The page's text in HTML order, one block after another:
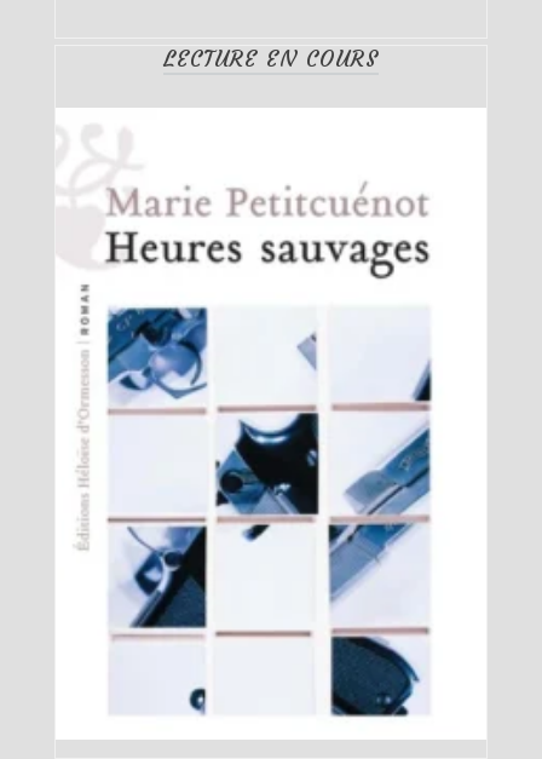
LECTURE EN COURS